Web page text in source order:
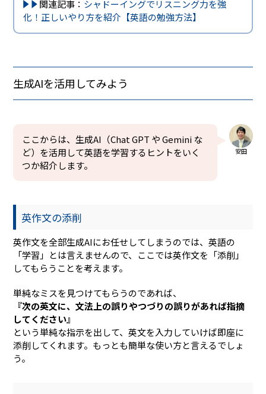
関連記事： シャドーイングでリスニング力を強
化！正しいやり方を紹介【英語の勉強方法】
生成AIを活用してみよう
ここからは、生成AI（Chat GPT や Gemini な
ど）を活用して英語を学習するヒントをいく
つか紹介します。
安田
英作文の添削
英作文を全部生成AIにお任せしてしまうのでは、英語の
「学習」とは言えませんので、ここでは英作文を「添削」
してもらうことを考えます。
単純なミスを見つけてもらうのであれば、
『次の英文に、文法上の誤りやつづりの誤りがあれば指摘
してください』
という単純な指示を出して、英文を入力していけば即座に
添削してくれます。もっとも簡単な使い方と言えるでしょ
う。